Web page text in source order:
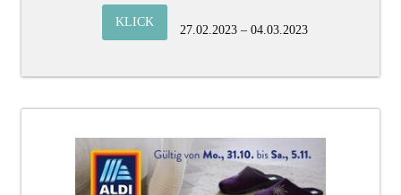
KLICK
27.02.2023 – 04.03.2023